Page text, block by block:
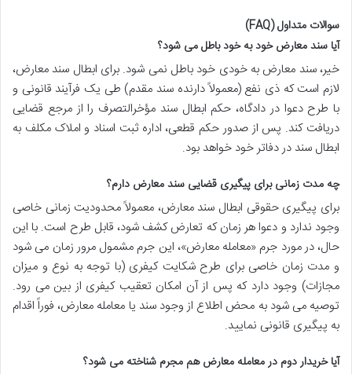
سوالات متداول (FAQ)
آیا سند معارض خود به خود باطل می شود؟
خیر، سند معارض به خودی خود باطل نمی شود. برای ابطال سند معارض،
لازم است که ذی نفع (معمولاً دارنده سند مقدم) طی یک فرآیند قانونی و
با طرح دعوا در دادگاه، حکم ابطال سند مؤخرالتصرف را از مرجع قضایی
دریافت کند. پس از صدور حکم قطعی، اداره ثبت اسناد و املاک مکلف به
ابطال سند در دفاتر خود خواهد بود.
چه مدت زمانی برای پیگیری قضایی سند معارض دارم؟
برای پیگیری حقوقی ابطال سند معارض، معمولاً محدودیت زمانی خاصی
وجود ندارد و دعوا هر زمان که تعارض کشف شود، قابل طرح است. با این
حال، در مورد جرم «معامله معارض»، این جرم مشمول مرور زمان می شود
و مدت زمان خاصی برای طرح شکایت کیفری (با توجه به نوع و میزان
مجازات) وجود دارد که پس از آن امکان تعقیب کیفری از بین می رود.
توصیه می شود به محض اطلاع از وجود سند یا معامله معارض، فوراً اقدام
به پیگیری قانونی نمایید.
آیا خریدار دوم در معامله معارض هم مجرم شناخته می شود؟